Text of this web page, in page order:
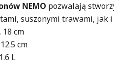
NEMO pozwalają
suszonymi trawami, jak
18 cm
cm
L